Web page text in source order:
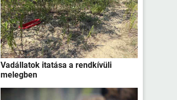
Vadállatok itatása a rendkívüli
melegben